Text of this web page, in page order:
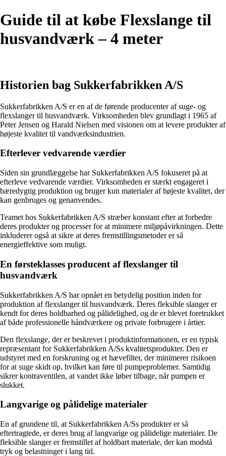
Guide til at købe Flexslange til
husvandværk – 4 meter
Historien bag Sukkerfabrikken A/S
Sukkerfabrikken A/S er en af ​​de førende producenter af suge- og
flexslanger til husvandværk. Virksomheden blev grundlagt i 1965 af
Peter Jensen og Harald Nielsen med visionen om at levere produkter af
højeste kvalitet til vandværksindustrien.
Efterlever vedvarende værdier
Siden sin grundlæggelse har Sukkerfabrikken A/S fokuseret på at
efterleve vedvarende værdier. Virksomheden er stærkt engageret i
bæredygtig produktion og bruger kun materialer af højeste kvalitet, der
kan genbruges og genanvendes.
Teamet hos Sukkerfabrikken A/S stræber konstant efter at forbedre
deres produkter og processer for at minimere miljøpåvirkningen. Dette
inkluderer også at sikre at deres fremstillingsmetoder er så
energieffektive som muligt.
En førsteklasses producent af flexslanger til
husvandværk
Sukkerfabrikken A/S har opnået en betydelig position inden for
produktion af flexslanger til husvandværk. Deres fleksible slanger er
kendt for deres holdbarhed og pålidelighed, og de er blevet foretrukket
af både professionelle håndværkere og private forbrugere i årtier.
Den flexslange, der er beskrevet i produktinformationen, er en typisk
repræsentant for Sukkerfabrikken A/Ss kvalitetsprodukter. Den er
udstyret med en forskruning og et hævefilter, der minimerer risikoen
for at suge skidt op, hvilket kan føre til pumpeproblemer. Samtidig
sikrer kontraventilen, at vandet ikke løber tilbage, når pumpen er
slukket.
Langvarige og pålidelige materialer
En af grundene til, at Sukkerfabrikken A/Ss produkter er så
eftertragtede, er deres brug af langvarige og pålidelige materialer. De
fleksible slanger er fremstillet af holdbart materiale, der kan modstå
tryk og belastninger i lang tid.